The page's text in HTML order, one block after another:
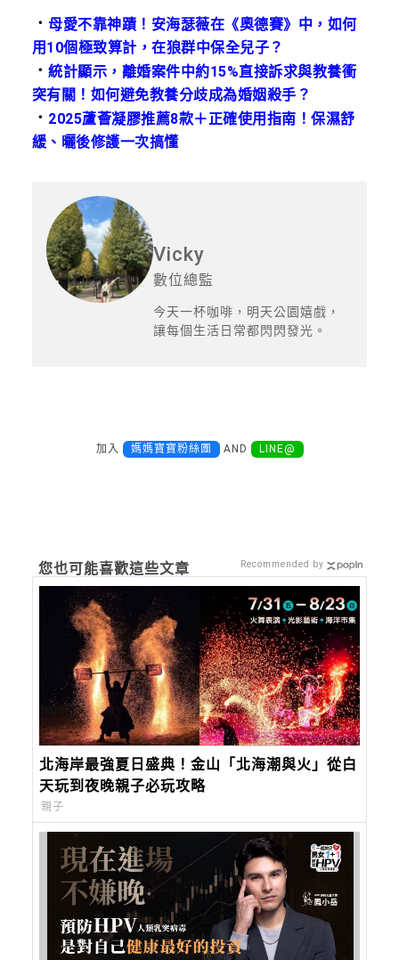
． 母愛不靠神蹟！安海瑟薇在《奧德賽》中，如何
用10個極致算計，在狼群中保全兒子？
．統計顯示，離婚案件中約15%直接訴求與教養衝
突有關！如何避免教養分歧成為婚姻殺手？
． 2025蘆薈凝膠推薦8款＋正確使用指南！保濕舒
緩、曬後修護一次搞懂
Vicky
數位總監
今天一杯咖啡，明天公園嬉戲，
讓每個生活日常都閃閃發光。
加入 媽媽寶寶粉絲團 AND LINE@
您也可能喜歡這些文章
北海岸最強夏日盛典！金山「北海潮與火」從白
天玩到夜晚親子必玩攻略
親子
Recommended by